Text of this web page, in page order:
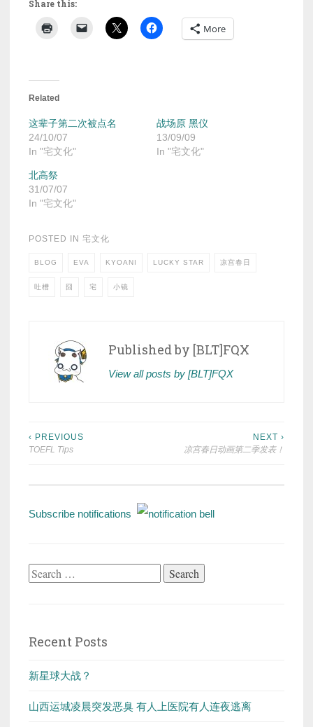
Share this:
More
Related
这辈子第二次被点名
24/10/07
In "宅文化"
战场原 黑仪
13/09/09
In "宅文化"
北高祭
31/07/07
In "宅文化"
POSTED IN 宅文化
BLOG EVA KYOANI LUCKY STAR 凉宫春日
吐槽 囧 宅 小镜
Published by [BLT]FQX
View all posts by [BLT]FQX
Post
‹ PREVIOUS
TOEFL Tips
NEXT ›
凉宫春日动画第二季发表！
Subscribe notifications
Search
Recent Posts
新星球大战？
山西运城凌晨突发恶臭 有人上医院有人连夜逃离